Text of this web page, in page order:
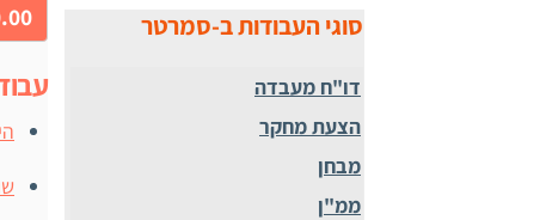
סוגי העבודות ב-סמרטר
דו"ח מעבדה
הצעת מחקר
מבחן
ממ"ן